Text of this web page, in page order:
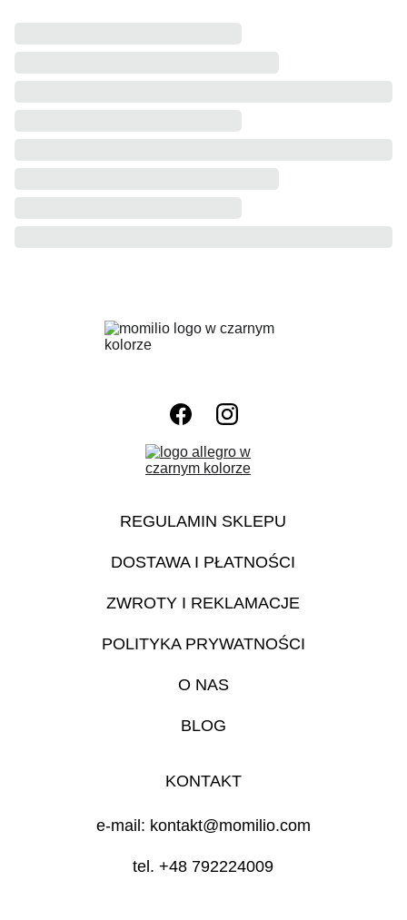
REGULAMIN SKLEPU
POLITYKA PRYWATNOŚCI
ZWROTY I REKLAMACJE
DOSTAWA I PŁATNOŚCI
e-mail: kontakt@momilio.com
tel. +48 792224009
O NAS
BLOG
KONTAKT